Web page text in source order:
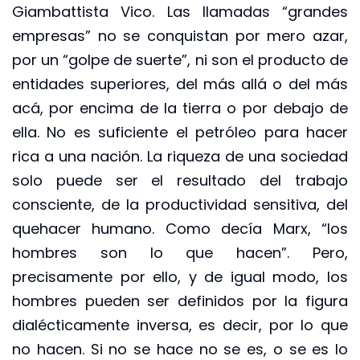
Giambattista Vico. Las llamadas “grandes
empresas” no se conquistan por mero azar,
por un “golpe de suerte”, ni son el producto de
entidades superiores, del más allá o del más
acá, por encima de la tierra o por debajo de
ella. No es suficiente el petróleo para hacer
rica a una nación. La riqueza de una sociedad
solo puede ser el resultado del trabajo
consciente, de la productividad sensitiva, del
quehacer humano. Como decía Marx, “los
hombres son lo que hacen”. Pero,
precisamente por ello, y de igual modo, los
hombres pueden ser definidos por la figura
dialécticamente inversa, es decir, por lo que
no hacen. Si no se hace no se es, o se es lo